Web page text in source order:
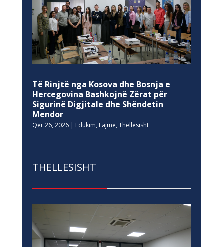
Të Rinjtë nga Kosova dhe Bosnja e
Hercegovina Bashkojnë Zërat për
Sigurinë Digjitale dhe Shëndetin
Mendor
Qer 26, 2026| Edukim, Lajme, Thellesisht
THELLESISHT